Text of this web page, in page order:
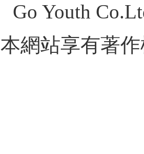
Go Youth
本網站享有著